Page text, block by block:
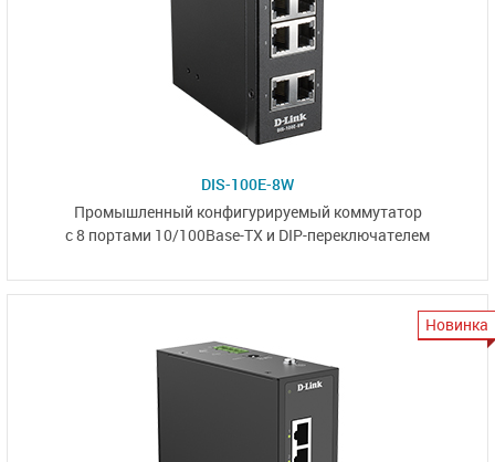
DIS-100E-8W
Промышленный конфигурируемый коммутатор
с 8 портами 10/100Base-TX и DIP-переключателем
Новинка